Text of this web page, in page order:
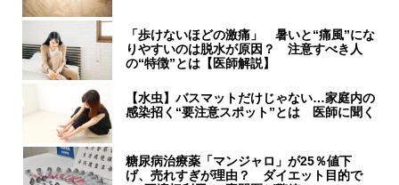
「歩けないほどの激痛」 暑いと“痛風”にな
りやすいのは脱水が原因？ 注意すべき人
の“特徴”とは【医師解説】
【水虫】バスマットだけじゃない…家庭内の
感染招く“要注意スポット”とは 医師に聞く
糖尿病治療薬「マンジャロ」が25％値下
げ、売れすぎが理由？ ダイエット目的で